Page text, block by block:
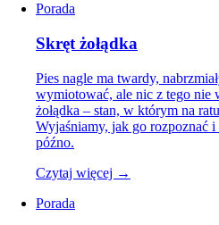
Porada
Skręt żołądka
Pies nagle ma twardy,
wymiotować, ale nic z tego nie
żołądka – stan, w którym na
Wyjaśniamy, jak go rozpoznać
późno.
Czytaj więcej →
Porada